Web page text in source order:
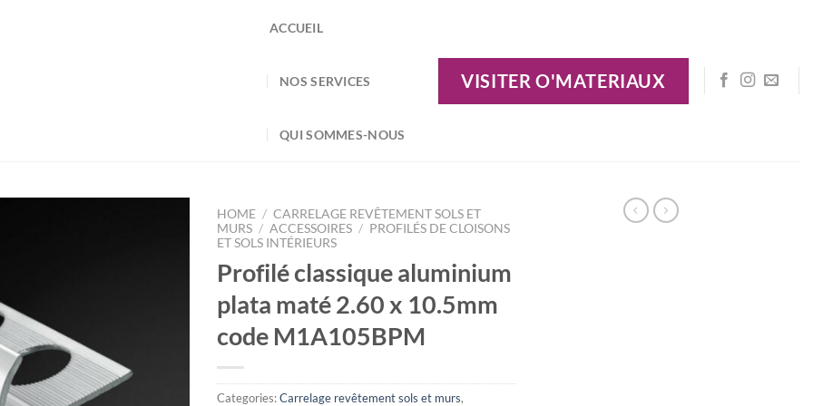
ACCUEIL
NOS SERVICES
QUI SOMMES-NOUS
VISITER O'MATERIAUX
HOME / CARRELAGE REVÊTEMENT SOLS ET
MURS / ACCESSOIRES / PROFILÉS DE CLOISONS
ET SOLS INTÉRIEURS
Profilé classique aluminium
plata maté 2.60 x 10.5mm
code M1A105BPM
Categories:Carrelage revêtement sols et murs,